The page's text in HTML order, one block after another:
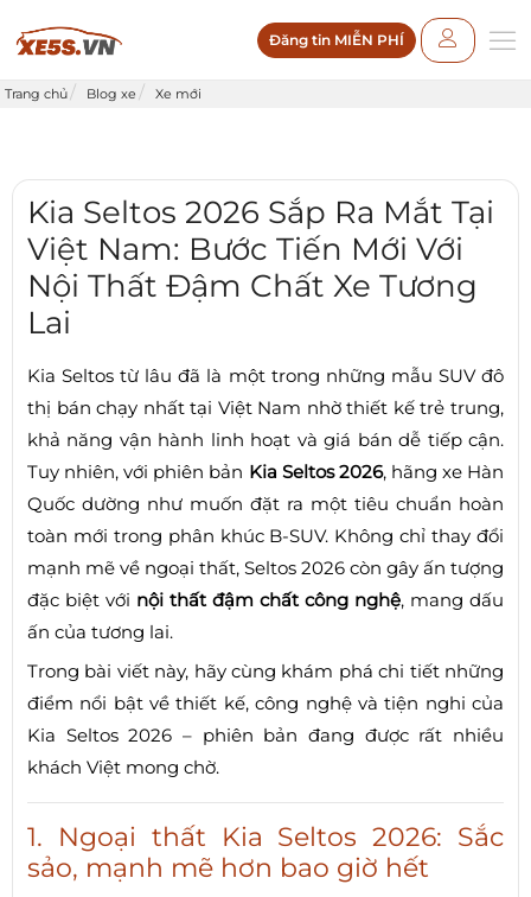
Đăng tin MIỄN PHÍ
Trang chủ Blog xe Xe mới
Kia Seltos 2026 Sắp Ra Mắt Tại
Việt Nam: Bước Tiến Mới Với
Nội Thất Đậm Chất Xe Tương
Lai
Kia Seltos từ lâu đã là một trong những mẫu SUV đô
thị bán chạy nhất tại Việt Nam nhờ thiết kế trẻ trung,
khả năng vận hành linh hoạt và giá bán dễ tiếp cận.
Tuy nhiên, với phiên bản Kia Seltos 2026, hãng xe Hàn
Quốc dường như muốn đặt ra một tiêu chuẩn hoàn
toàn mới trong phân khúc B-SUV. Không chỉ thay đổi
mạnh mẽ về ngoại thất, Seltos 2026 còn gây ấn tượng
đặc biệt với nội thất đậm chất công nghệ, mang dấu
ấn của tương lai.
Trong bài viết này, hãy cùng khám phá chi tiết những
điểm nổi bật về thiết kế, công nghệ và tiện nghi của
Kia Seltos 2026 – phiên bản đang được rất nhiều
khách Việt mong chờ.
1. Ngoại thất Kia Seltos 2026: Sắc
sảo, mạnh mẽ hơn bao giờ hết